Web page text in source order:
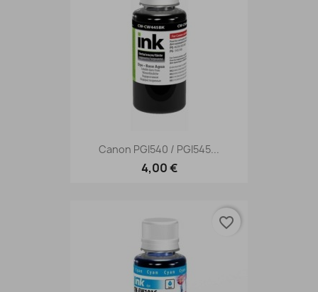
Canon PGI540 / PGI545...
4,00 €
favorite_border